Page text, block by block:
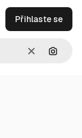
ZrušitHledat
Přihlaste se